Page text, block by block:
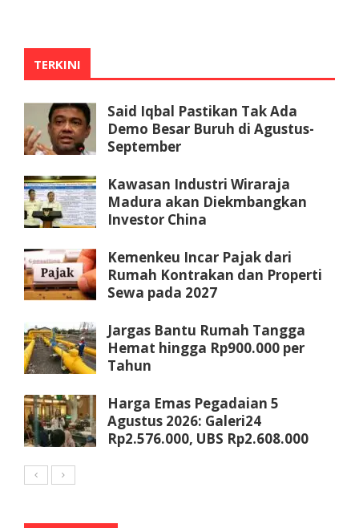
TERKINI
Said Iqbal Pastikan Tak Ada
Demo Besar Buruh di Agustus-
September
Kawasan Industri Wiraraja
Madura akan Diekmbangkan
Investor China
Kemenkeu Incar Pajak dari
Rumah Kontrakan dan Properti
Sewa pada 2027
Jargas Bantu Rumah Tangga
Hemat hingga Rp900.000 per
Tahun
Harga Emas Pegadaian 5
Agustus 2026: Galeri24
Rp2.576.000, UBS Rp2.608.000